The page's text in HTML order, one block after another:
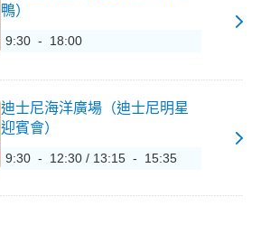
鴨）
9:30 - 18:00
迪士尼海洋廣場（迪士尼明星
迎賓會）
9:30 - 12:30 / 13:15 - 15:35